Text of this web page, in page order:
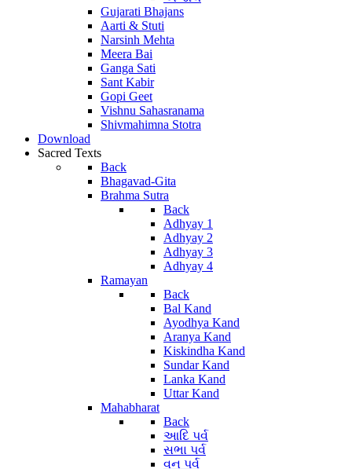
Gujarati Bhajans
Aarti & Stuti
Narsinh Mehta
Meera Bai
Ganga Sati
Sant Kabir
Gopi Geet
Vishnu Sahasranama
Shivmahimna Stotra
Download
Sacred Texts
Back
Bhagavad-Gita
Brahma Sutra
Back
Adhyay 1
Adhyay 2
Adhyay 3
Adhyay 4
Ramayan
Back
Bal Kand
Ayodhya Kand
Aranya Kand
Kiskindha Kand
Sundar Kand
Lanka Kand
Uttar Kand
Mahabharat
Back
આદિ પર્વ
સભા પર્વ
વન પર્વ